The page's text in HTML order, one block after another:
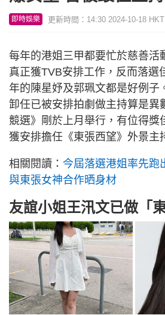
即時娛樂 更新時間：14:30 2024-10-18 HKT
每年的港姐三甲都要忙於慈善活
真正獲TVB安排工作，反而落選
年的陳星妤及郭珮文都是好例子
卸任已被安排拍劇做主持算是異
競選》剛於上月舉行，有位得獎
獲安排擔任《東張西望》外景主
相關閱讀： 今屆落選港姐率先跑
與東張女神合作晒身材
友誼小姐王汛文已做「